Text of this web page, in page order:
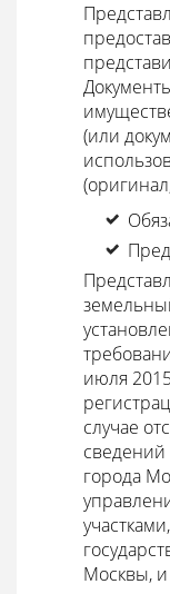
(или
июля
случае
сведений
города
Москвы,